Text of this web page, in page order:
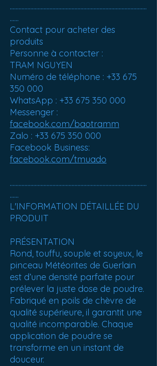
.............................................................................................
......
Contact pour acheter des
produits
Personne à contacter :
TRAM NGUYEN
Numéro de téléphone : +33 675
350 000
WhatsApp : +33 675 350 000
Messenger :
facebook.com/baotramm
Zalo : +33 675 350 000
Facebook Business:
facebook.com/tmuado
.............................................................................................
......
L'INFORMATION DÉTAILLÉE DU
PRODUIT
PRÉSENTATION
Rond, touffu, souple et soyeux, le
pinceau Météorites de Guerlain
est d’une densité parfaite pour
prélever la juste dose de poudre.
Fabriqué en poils de chèvre de
qualité supérieure, il garantit une
qualité incomparable. Chaque
application de poudre se
transforme en un instant de
douceur.